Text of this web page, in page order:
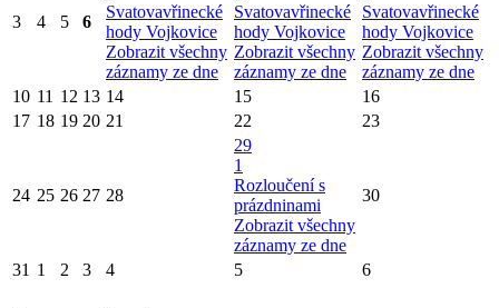
3 4 5 6
Svatovavřinecké
hody Vojkovice
Zobrazit všechny
záznamy ze dne
Svatovavřinecké
hody Vojkovice
Zobrazit všechny
záznamy ze dne
Svatovavřinecké
hody Vojkovice
Zobrazit všechny
záznamy ze dne
10 11 12 13 14 15
16
17 18 19 20 21 22 23
24 25 26 27 28
29
1
Rozloučení s
prázdninami
Zobrazit všechny
záznamy ze dne
30
31 1 2 3 4 5 6